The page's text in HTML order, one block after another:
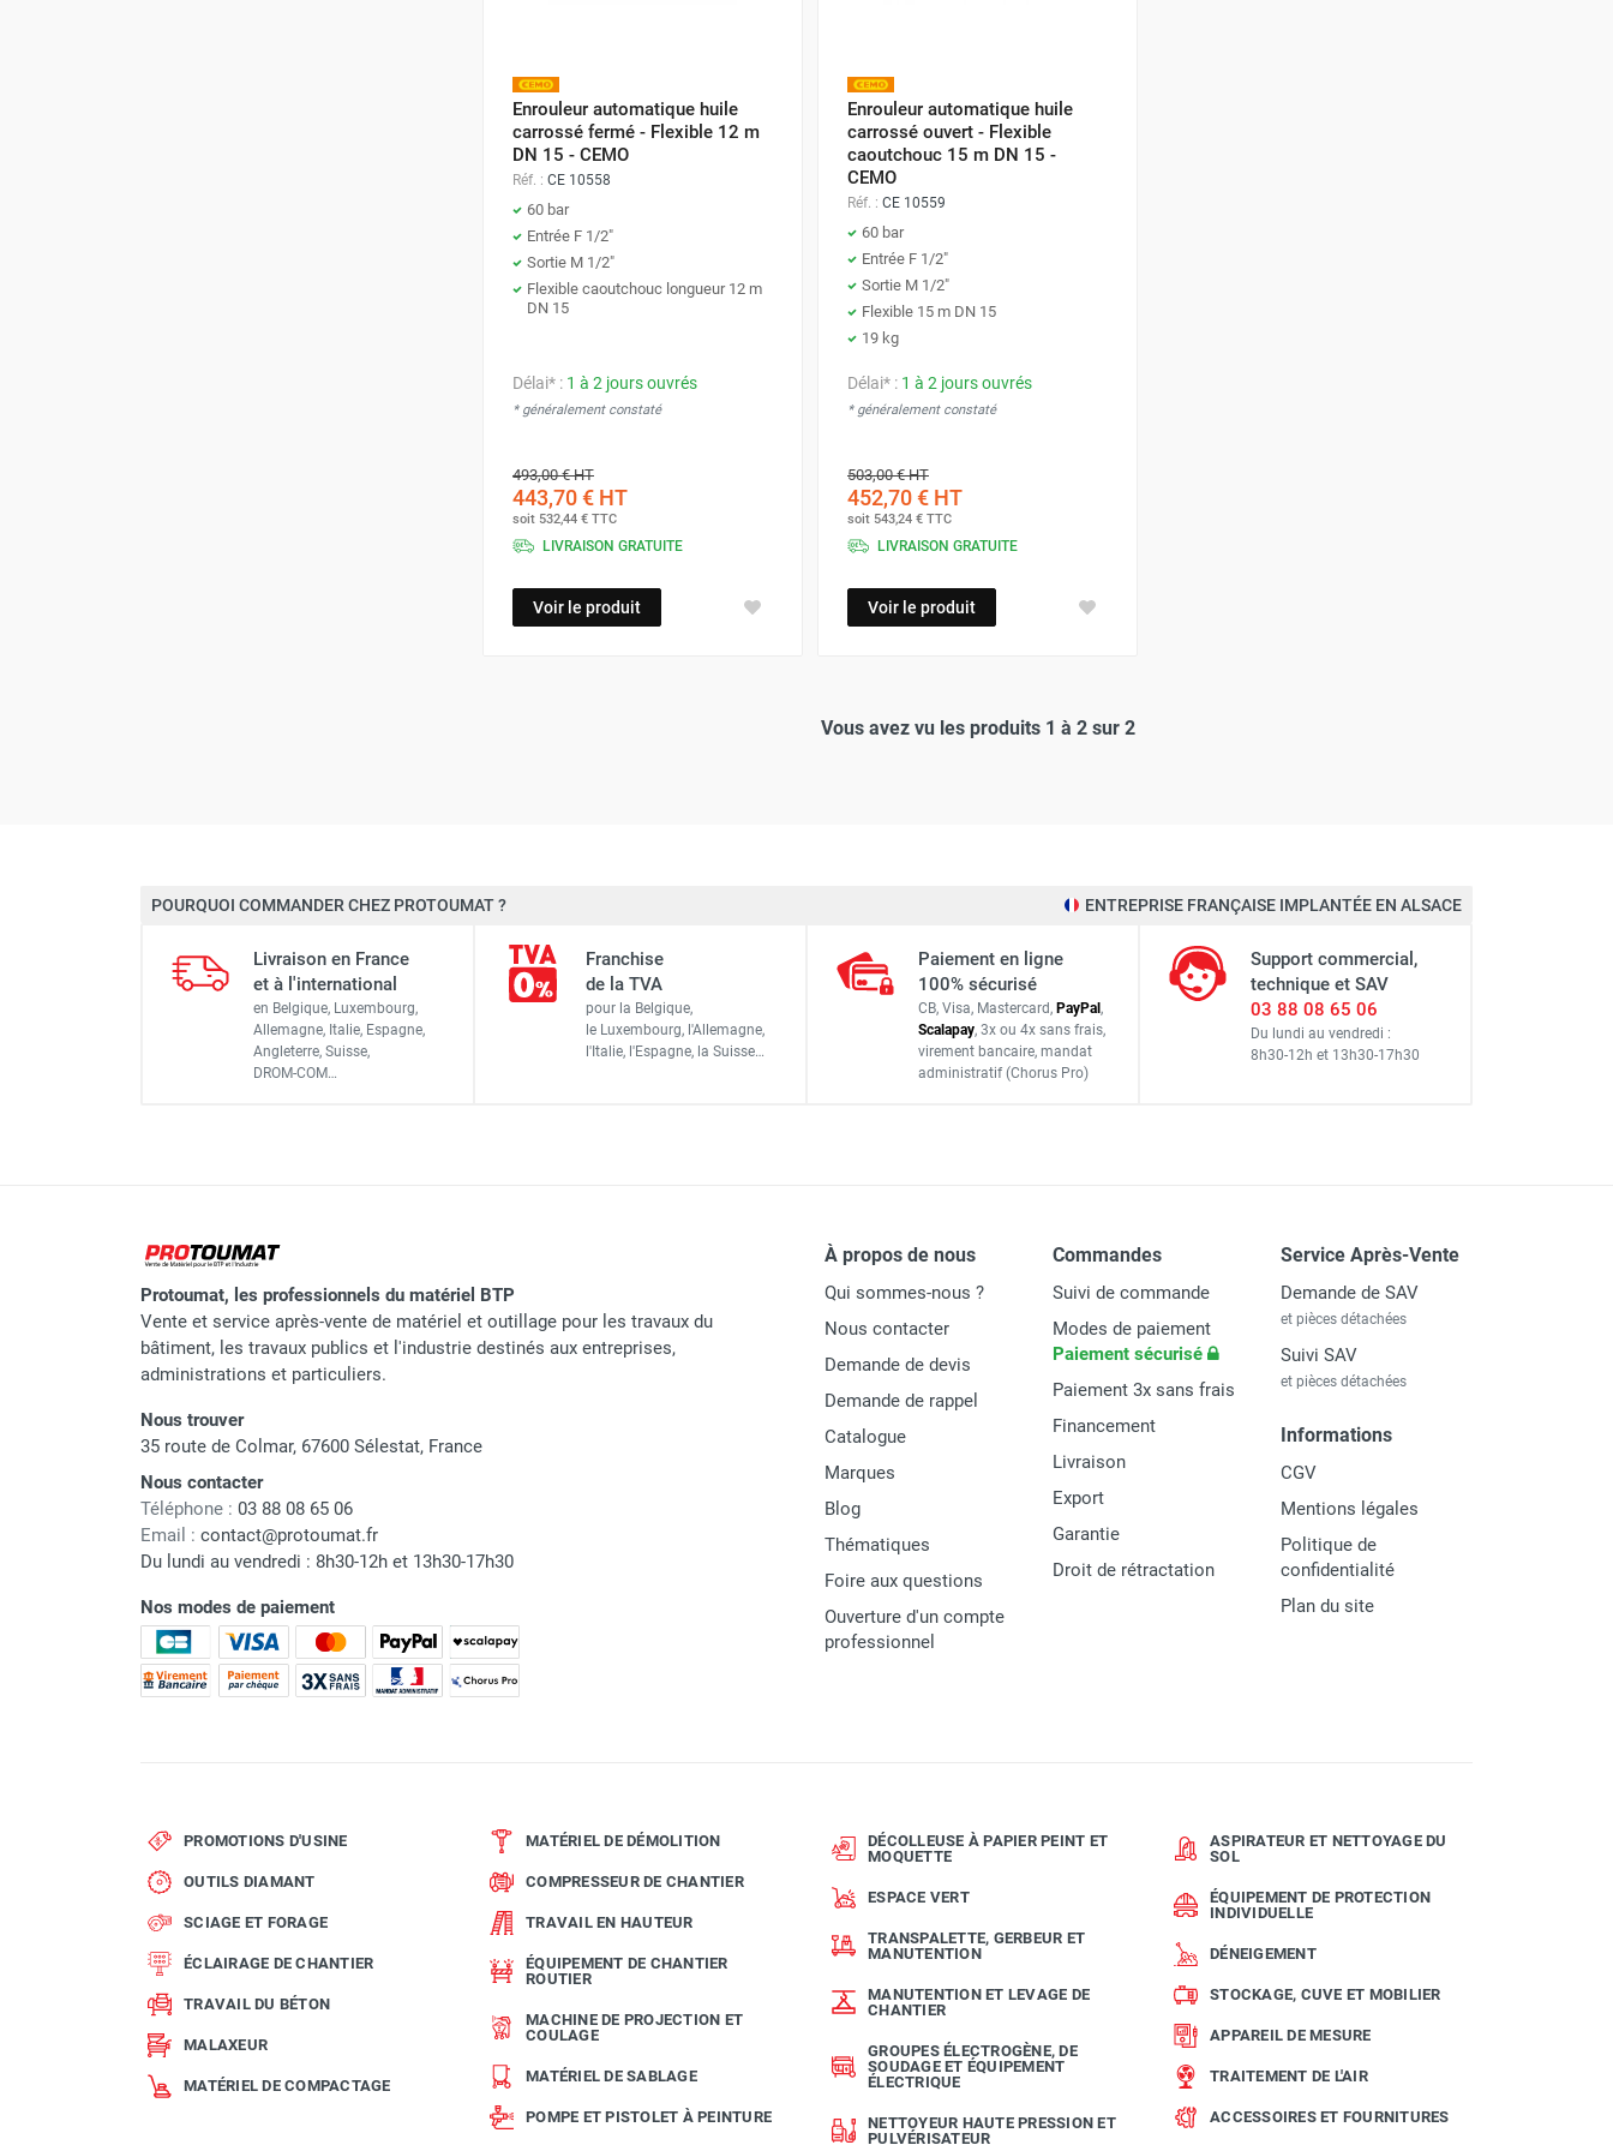
Enrouleur automatique huile
carrossé fermé - Flexible 12 m
DN 15 - CEMO
Réf. : CE 10558
60 bar
Entrée F 1/2"
Sortie M 1/2"
Flexible caoutchouc longueur 12 m
DN 15
Délai* : 1 à 2 jours ouvrés
* généralement constaté
493,00 €HT
443,70 € HT
soit 532,44 € TTC
LIVRAISON GRATUITE
Voir le produit
Enrouleur automatique huile
carrossé ouvert - Flexible
caoutchouc 15 m DN 15 -
CEMO
Réf. : CE 10559
60 bar
Entrée F 1/2"
Sortie M 1/2"
Flexible 15 m DN 15
19 kg
Délai* : 1 à 2 jours ouvrés
* généralement constaté
503,00 €HT
452,70 €HT
soit 543,24 €TTC
LIVRAISON GRATUITE
Voir le produit
Vous avez vu les produits 1 à 2 sur 2
POURQUOI COMMANDER CHEZ PROTOUMAT ? ENTREPRISE FRANÇAISE IMPLANTÉE EN ALSACE
Livraison en France
et à l'international
en Belgique, Luxembourg,
Allemagne, Italie, Espagne,
Angleterre, Suisse,
DROM-COM…
Franchise
de la TVA
pour la Belgique,
le Luxembourg, l'Allemagne,
l'Italie, l'Espagne, la Suisse…
Paiement en ligne
100% sécurisé
CB, Visa, Mastercard, PayPal,
Scalapay, 3x ou 4x sans frais,
virement bancaire, mandat
administratif (Chorus Pro)
Support commercial,
technique et SAV
03 88 08 65 06
Du lundi au vendredi :
8h30-12h et 13h30-17h30
Protoumat, les professionnels du matériel BTP
Vente et service après-vente de matériel et outillage pour les travaux du
bâtiment, les travaux publics et l'industrie destinés aux entreprises,
administrations et particuliers.
Nous trouver
35 route de Colmar, 67600 Sélestat, France
Nous contacter
Téléphone : 03 88 08 65 06
Email : contact@protoumat.fr
Du lundi au vendredi : 8h30-12h et 13h30-17h30
Nos modes de paiement
À propos de nous
Qui sommes-nous ?
Nous contacter
Demande de devis
Demande de rappel
Catalogue
Marques
Blog
Thématiques
Foire aux questions
Ouverture d'un compte
professionnel
Commandes
Suivi de commande
Modes de paiement
Paiement sécurisé
Paiement 3x sans frais
Financement
Livraison
Export
Garantie
Droit de rétractation
Service Après-Vente
Demande de SAV
et pièces détachées
Suivi SAV
et pièces détachées
Informations
CGV
Mentions légales
Politique de
confidentialité
Plan du site
PROMOTIONS D'USINE
OUTILS DIAMANT
SCIAGE ET FORAGE
ÉCLAIRAGE DE CHANTIER
TRAVAIL DU BÉTON
MALAXEUR
MATÉRIEL DE COMPACTAGE
MATÉRIEL DE DÉMOLITION
COMPRESSEUR DE CHANTIER
TRAVAIL EN HAUTEUR
ÉQUIPEMENT DE CHANTIER
ROUTIER
MACHINE DE PROJECTION ET
COULAGE
MATÉRIEL DE SABLAGE
POMPE ET PISTOLET À PEINTURE
DÉCOLLEUSE À PAPIER PEINT ET
MOQUETTE
ESPACE VERT
TRANSPALETTE, GERBEUR ET
MANUTENTION
MANUTENTION ET LEVAGE DE
CHANTIER
GROUPES ÉLECTROGÈNE, DE
SOUDAGE ET ÉQUIPEMENT
ÉLECTRIQUE
NETTOYEUR HAUTE PRESSION ET
PULVÉRISATEUR
ASPIRATEUR ET NETTOYAGE DU
SOL
ÉQUIPEMENT DE PROTECTION
INDIVIDUELLE
DÉNEIGEMENT
STOCKAGE, CUVE ET MOBILIER
APPAREIL DE MESURE
TRAITEMENT DE L'AIR
ACCESSOIRES ET FOURNITURES